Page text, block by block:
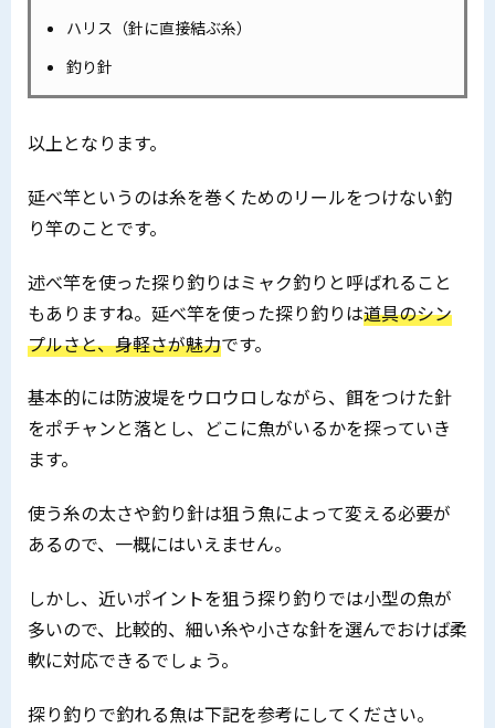
ハリス（針に直接結ぶ糸）
釣り針
以上となります。
延べ竿というのは糸を巻くためのリールをつけない釣
り竿のことです。
述べ竿を使った探り釣りはミャク釣りと呼ばれること
もありますね。延べ竿を使った探り釣りは道具のシン
プルさと、身軽さが魅力です。
基本的には防波堤をウロウロしながら、餌をつけた針
をポチャンと落とし、どこに魚がいるかを探っていき
ます。
使う糸の太さや釣り針は狙う魚によって変える必要が
あるので、一概にはいえません。
しかし、近いポイントを狙う探り釣りでは小型の魚が
多いので、比較的、細い糸や小さな針を選んでおけば柔
軟に対応できるでしょう。
探り釣りで釣れる魚は下記を参考にしてください。